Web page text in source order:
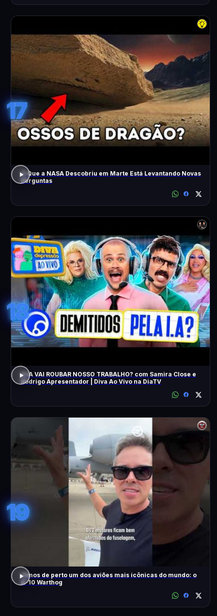
17
O Que a NASA Descobriu em Marte Está Levantando Novas
Perguntas
18
A IA VAI ROUBAR NOSSO TRABALHO? com Samira Close e
Rodrigo Apresentador | Diva Ao Vivo na DiaTV
19
Vimos de perto um dos aviões mais icônicas do mundo: o
A-10 Warthog